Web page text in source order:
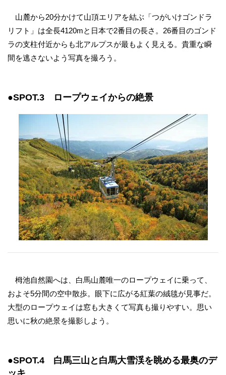
山麓から20分かけて山頂エリアを結ぶ「つがいけゴンドラ
リフト」は全長4120mと日本で2番目の長さ。26番目のゴンド
ラの支柱付近からも北アルプスが最もよく見える。貴重な瞬
間を逃さないよう写真を撮ろう。
●SPOT.3 ロープウェイからの絶景
栂池自然園へは、白馬山麓唯一のロープウェイに乗って、
およそ5分間の空中散歩。眼下に広がる紅葉の絨毯が見事だ。
大型のロープウェイは窓も大きくて写真も撮りやすい。思い
思いに秋の絶景を撮影しよう。
●SPOT.4 白馬三山と白馬大雪渓を眺める最奥のデ
ッキ